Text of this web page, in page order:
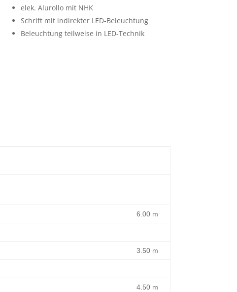
elek. Alurollo mit NHK
Schrift mit indirekter LED-Beleuchtung
Beleuchtung teilweise in LED-Technik
6.00 m
3.50 m
4.50 m